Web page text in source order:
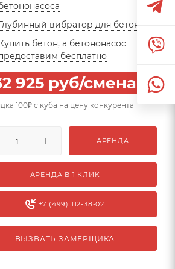
вибратор для бетона
бетон, а бетононасос
бесплатно
925 руб/смена
100₽ с куба на цену конкурента
АРЕНДА
АРЕНДА В 1 КЛИК
+7 (499) 112-38-02
ВЫЗВАТЬ ЗАМЕРЩИКА